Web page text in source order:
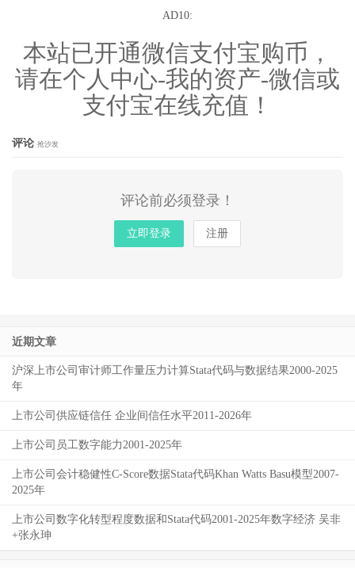
AD10:
本站已开通微信支付宝购币，
请在个人中心-我的资产-微信或
支付宝在线充值！
评论 抢沙发
评论前必须登录！
立即登录 注册
近期文章
沪深上市公司审计师工作量压力计算Stata代码与数据结果2000-2025
年
上市公司供应链信任 企业间信任水平2011-2026年
上市公司员工数字能力2001-2025年
上市公司会计稳健性C-Score数据Stata代码Khan Watts Basu模型2007-
2025年
上市公司数字化转型程度数据和Stata代码2001-2025年数字经济 吴非
+张永珅